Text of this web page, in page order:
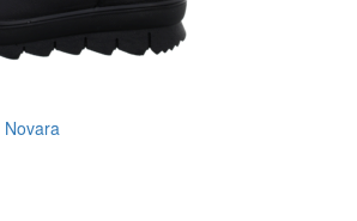
Novara